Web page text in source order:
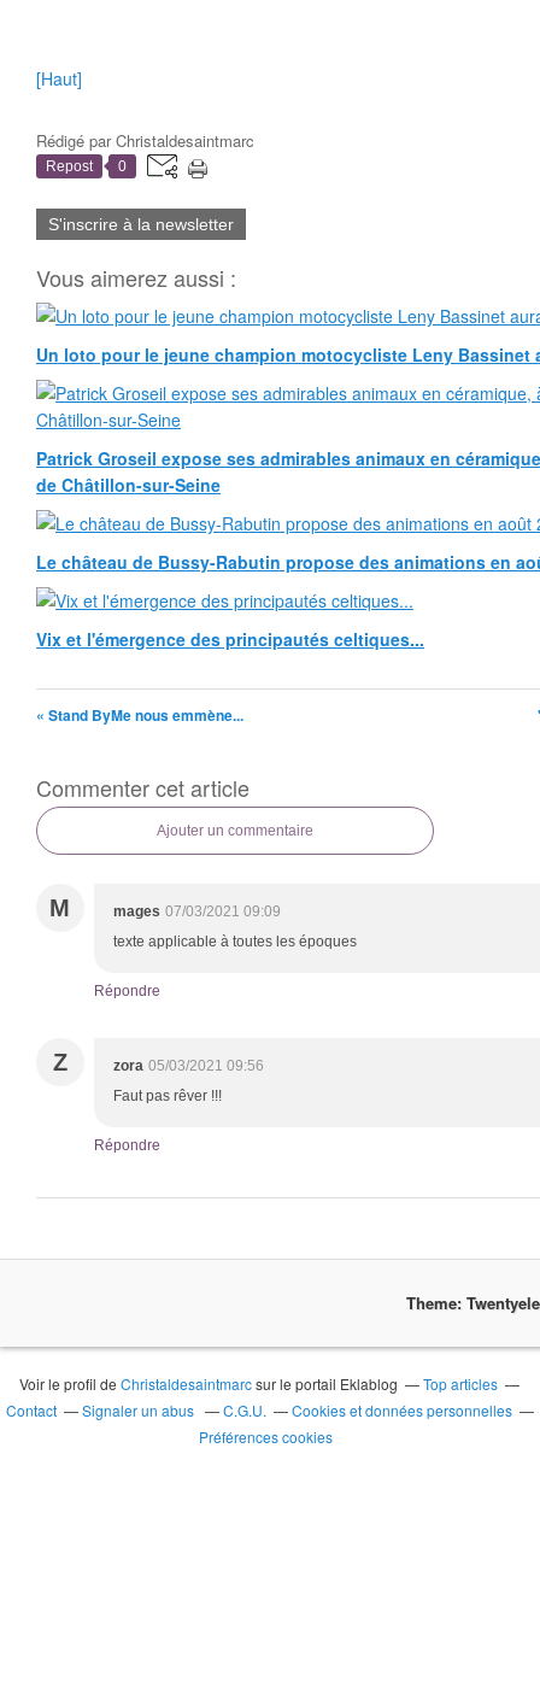
[Haut]
Rédigé parChristaldesaintmarc
Repost 0
S'inscrire à la newsletter
Vous aimerez aussi :
Un loto pour le jeune champion motocycliste Leny Bassinet
Patrick Groseil expose ses admirables animaux en
de Châtillon-sur-Seine
Le château de Bussy-Rabutin propose des animations en
Vix et l'émergence des principautés celtiques...
« Stand ByMe nous emmène...
Commenter cet article
Ajouter un commentaire
M mages 07/03/2021 09:09
texte applicable à toutes les époques
Répondre
Z zora 05/03/2021 09:56
Faut pas rêver !!!
Répondre
Theme:
Voir le profil deChristaldesaintmarcsur le portail Eklablog
Top articles
Contact
Signaler un abus C.G.U.
Cookies et données personnelles
Préférences cookies